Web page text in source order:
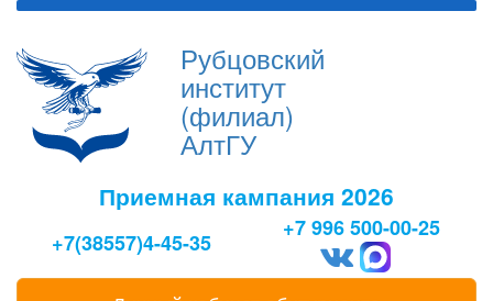
Рубцовский
институт
(филиал)
АлтГУ
Приемная кампания 2026
+7(38557)4-45-35
+7 996 500-00-25